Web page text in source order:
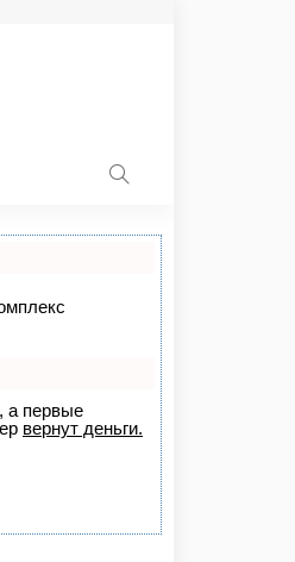
а первые
вернут деньги.